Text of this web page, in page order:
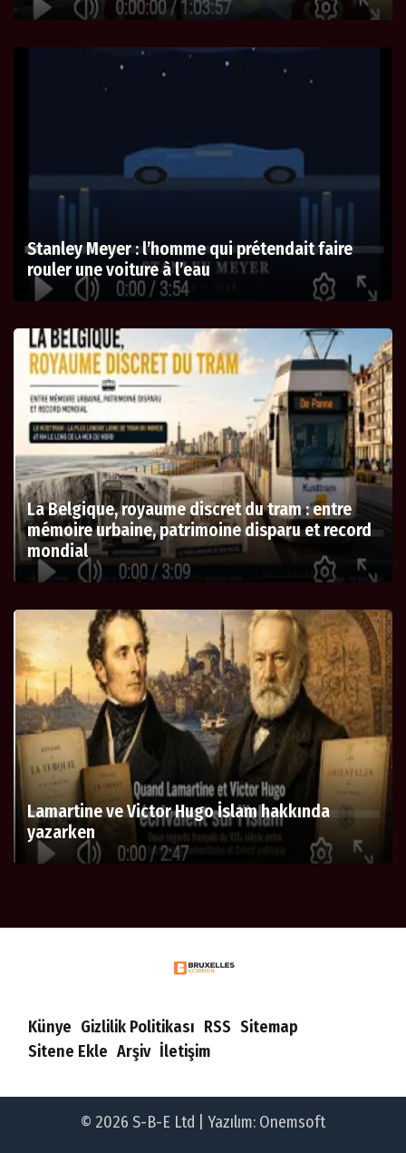
Stanley Meyer : l’homme qui prétendait faire
rouler une voiture à l’eau
La Belgique, royaume discret du tram : entre
mémoire urbaine, patrimoine disparu et record
mondial
Lamartine ve Victor Hugo İslam hakkında
yazarken
Künye Gizlilik Politikası RSS Sitemap
Sitene Ekle Arşiv İletişim
© 2026 S-B-E Ltd | Yazılım: Onemsoft